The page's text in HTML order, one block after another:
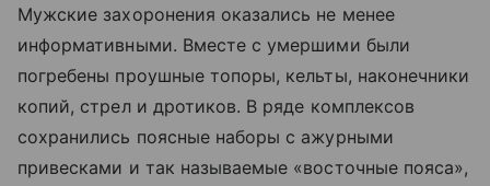
Мужские захоронения оказались не менее
информативными. Вместе с умершими были
погребены проушные топоры, кельты, наконечники
копий, стрел и дротиков. В ряде комплексов
сохранились поясные наборы с ажурными
привесками и так называемые «восточные пояса»,